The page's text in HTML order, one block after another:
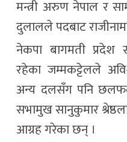
मन्त्री अरुण नेपाल र
दुलालले पदबाट
नेकपा बागमती
रहेका जम्मकट्टेलले
अन्य दलसँग पनि
सभामुख सानुकुमार
आग्रह गरेका छन् ।